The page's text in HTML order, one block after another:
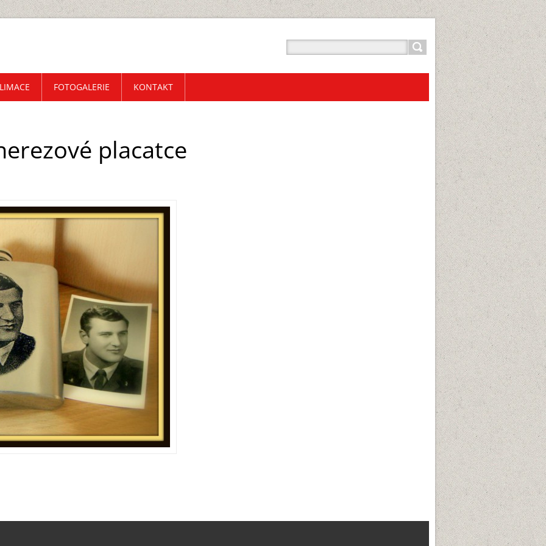
placatce
FOTOGALERIE KONTAKT